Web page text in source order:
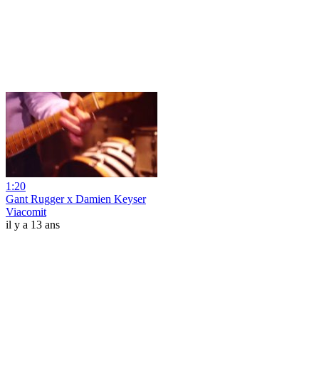
1:20
Gant Rugger x Damien Keyser
Viacomit
il y a 13 ans